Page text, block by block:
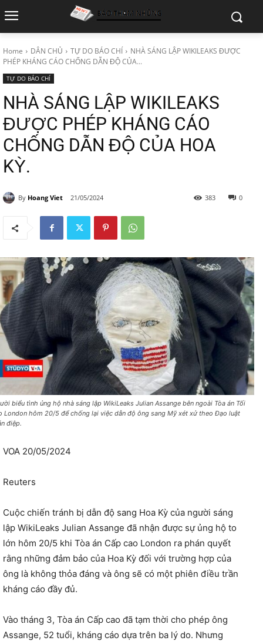
Home DÂN CHỦ TỰ DO BÁO CHÍ
NHÀ SÁNG LẬP WIKILEAKS ĐƯỢC
PHÉP KHÁNG CÁO CHỐNG DẪN ĐỘ CỦA...
TỰ DO BÁO CHÍ
NHÀ SÁNG LẬP WIKILEAKS
ĐƯỢC PHÉP KHÁNG CÁO
CHỐNG DẪN ĐỘ CỦA HOA
KỲ.
By Hoang Viet 21/05/2024 0
383
biểu tình ủng hộ nhà sáng lập WikiLeaks Julian Assange bên ngoài Tòa án Tối
London hôm 20/5 để chống lại việc dẫn độ ông sang Mỹ xét xử theo Đạo luật
điệp.
VOA 20/05/2024
Reuters
Cuộc chiến tránh bị dẫn độ sang Hoa Kỳ của người sáng
lập WikiLeaks Julian Assange đã nhận được sự ủng hộ to
lớn hôm 20/5 khi Tòa án Cấp cao London ra phán quyết
rằng những đảm bảo của Hoa Kỳ đối với trường hợp của
ông là không thỏa đáng và ông sẽ có một phiên điều trần
kháng cáo đầy đủ.
Vào tháng 3, Tòa án Cấp cao đã tạm thời cho phép ông
Assange, 52 tuổi, kháng cáo dựa trên ba lý do. Nhưng